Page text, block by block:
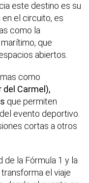
este destino es su
en el circuito, es
como la
que
abiertos.
como
Carmel),
que permiten
evento deportivo.
cortas a otros
de la Fórmula 1 y la
el viaje